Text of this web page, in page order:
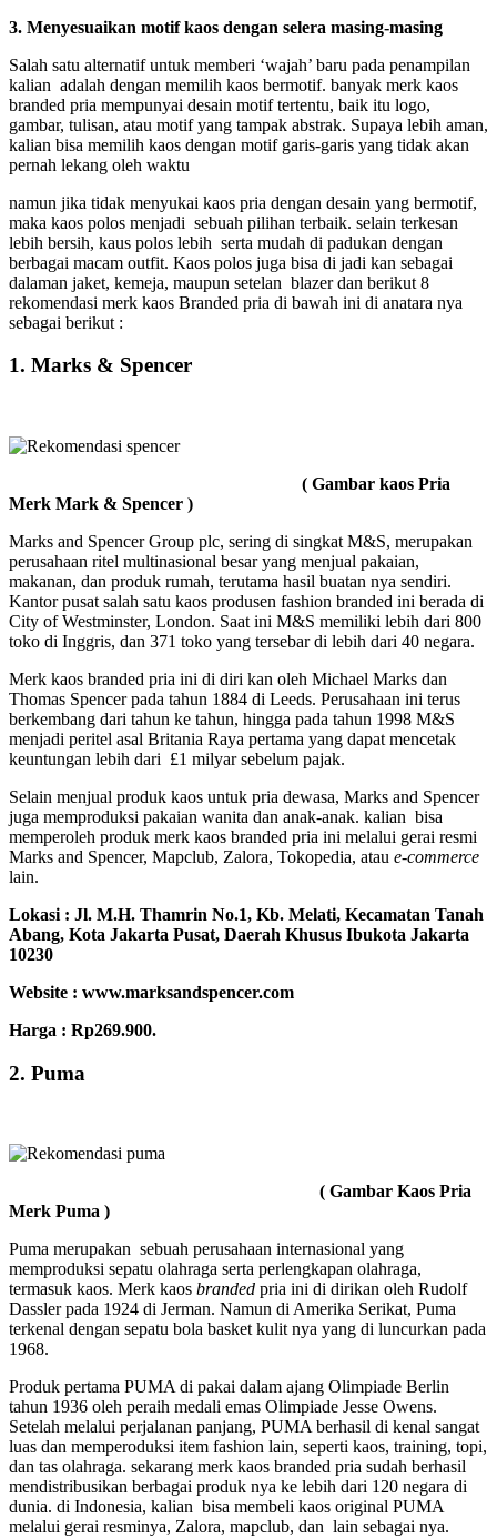
3. Menyesuaikan motif kaos dengan selera masing-masing
Salah satu alternatif untuk memberi ‘wajah’ baru pada penampilan
kalian adalah dengan memilih kaos bermotif. banyak merk kaos
branded pria mempunyai desain motif tertentu, baik itu logo,
gambar, tulisan, atau motif yang tampak abstrak. Supaya lebih aman,
kalian bisa memilih kaos dengan motif garis-garis yang tidak akan
pernah lekang oleh waktu
namun jika tidak menyukai kaos pria dengan desain yang bermotif,
maka kaos polos menjadi sebuah pilihan terbaik. selain terkesan
lebih bersih, kaus polos lebih serta mudah di padukan dengan
berbagai macam outfit. Kaos polos juga bisa di jadi kan sebagai
dalaman jaket, kemeja, maupun setelan blazer dan berikut 8
rekomendasi merk kaos Branded pria di bawah ini di anatara nya
sebagai berikut :
1. Marks & Spencer
( Gambar kaos Pria
Merk Mark & Spencer )
Marks and Spencer Group plc, sering di singkat M&S, merupakan
perusahaan ritel multinasional besar yang menjual pakaian,
makanan, dan produk rumah, terutama hasil buatan nya sendiri.
Kantor pusat salah satu kaos produsen fashion branded ini berada di
City of Westminster, London. Saat ini M&S memiliki lebih dari 800
toko di Inggris, dan 371 toko yang tersebar di lebih dari 40 negara.
Merk kaos branded pria ini di diri kan oleh Michael Marks dan
Thomas Spencer pada tahun 1884 di Leeds. Perusahaan ini terus
berkembang dari tahun ke tahun, hingga pada tahun 1998 M&S
menjadi peritel asal Britania Raya pertama yang dapat mencetak
keuntungan lebih dari £1 milyar sebelum pajak.
Selain menjual produk kaos untuk pria dewasa, Marks and Spencer
juga memproduksi pakaian wanita dan anak-anak. kalian bisa
memperoleh produk merk kaos branded pria ini melalui gerai resmi
Marks and Spencer, Mapclub, Zalora, Tokopedia, atau e-commerce
lain.
Lokasi : Jl. M.H. Thamrin No.1, Kb. Melati, Kecamatan Tanah
Abang, Kota Jakarta Pusat, Daerah Khusus Ibukota Jakarta
10230
Website : www.marksandspencer.com
Harga : Rp269.900.
2. Puma
( Gambar Kaos Pria
Merk Puma )
Puma merupakan sebuah perusahaan internasional yang
memproduksi sepatu olahraga serta perlengkapan olahraga,
termasuk kaos. Merk kaos branded pria ini di dirikan oleh Rudolf
Dassler pada 1924 di Jerman. Namun di Amerika Serikat, Puma
terkenal dengan sepatu bola basket kulit nya yang di luncurkan pada
1968.
Produk pertama PUMA di pakai dalam ajang Olimpiade Berlin
tahun 1936 oleh peraih medali emas Olimpiade Jesse Owens.
Setelah melalui perjalanan panjang, PUMA berhasil di kenal sangat
luas dan memperoduksi item fashion lain, seperti kaos, training, topi,
dan tas olahraga. sekarang merk kaos branded pria sudah berhasil
mendistribusikan berbagai produk nya ke lebih dari 120 negara di
dunia. di Indonesia, kalian bisa membeli kaos original PUMA
melalui gerai resminya, Zalora, mapclub, dan lain sebagai nya.